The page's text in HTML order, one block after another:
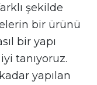
şekilde
bir ürünü
bir yapı
tanıyoruz.
yapılan